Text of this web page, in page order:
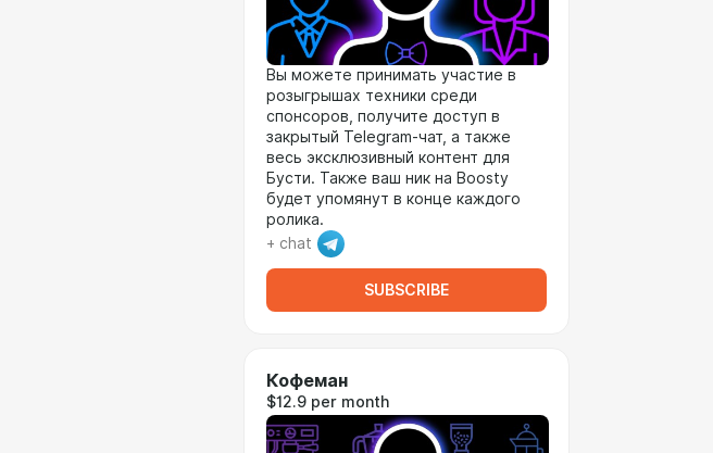
Вы можете принимать участие в
розыгрышах техники среди
спонсоров, получите доступ в
закрытый Telegram-чат, а также
весь эксклюзивный контент для
Бусти. Также ваш ник на Boosty
будет упомянут в конце каждого
ролика.
+ chat
SUBSCRIBE
Кофеман
$12.9 per month